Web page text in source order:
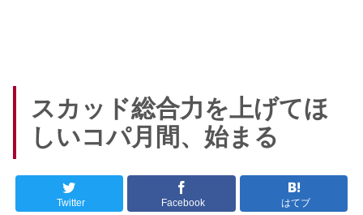
スカッド総合力を上げてほ
しいコパ月間、始まる
Twitter Facebook はてブ